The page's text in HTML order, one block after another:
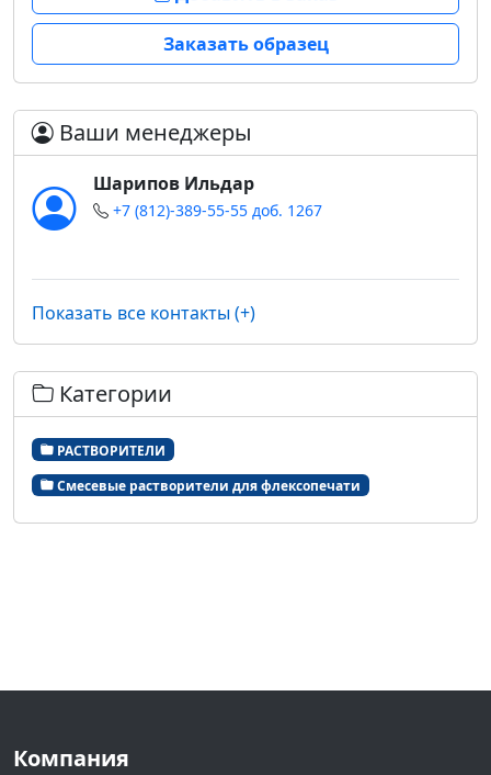
Заказать образец
Ваши менеджеры
Шарипов Ильдар
+7 (812)-389-55-55 доб. 1267
Показать все контакты (+)
Категории
РАСТВОРИТЕЛИ
Смесевые растворители для флексопечати
Компания